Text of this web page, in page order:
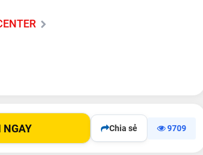
NGAY Chia sẻ 9709